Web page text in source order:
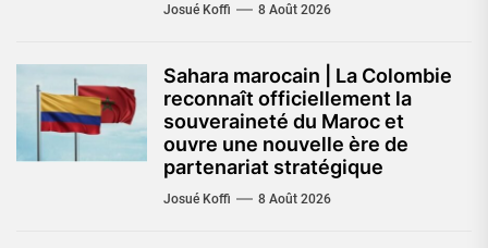
Josué Koffi 8 Août 2026
Sahara marocain | La Colombie
reconnaît officiellement la
souveraineté du Maroc et
ouvre une nouvelle ère de
partenariat stratégique
Josué Koffi 8 Août 2026